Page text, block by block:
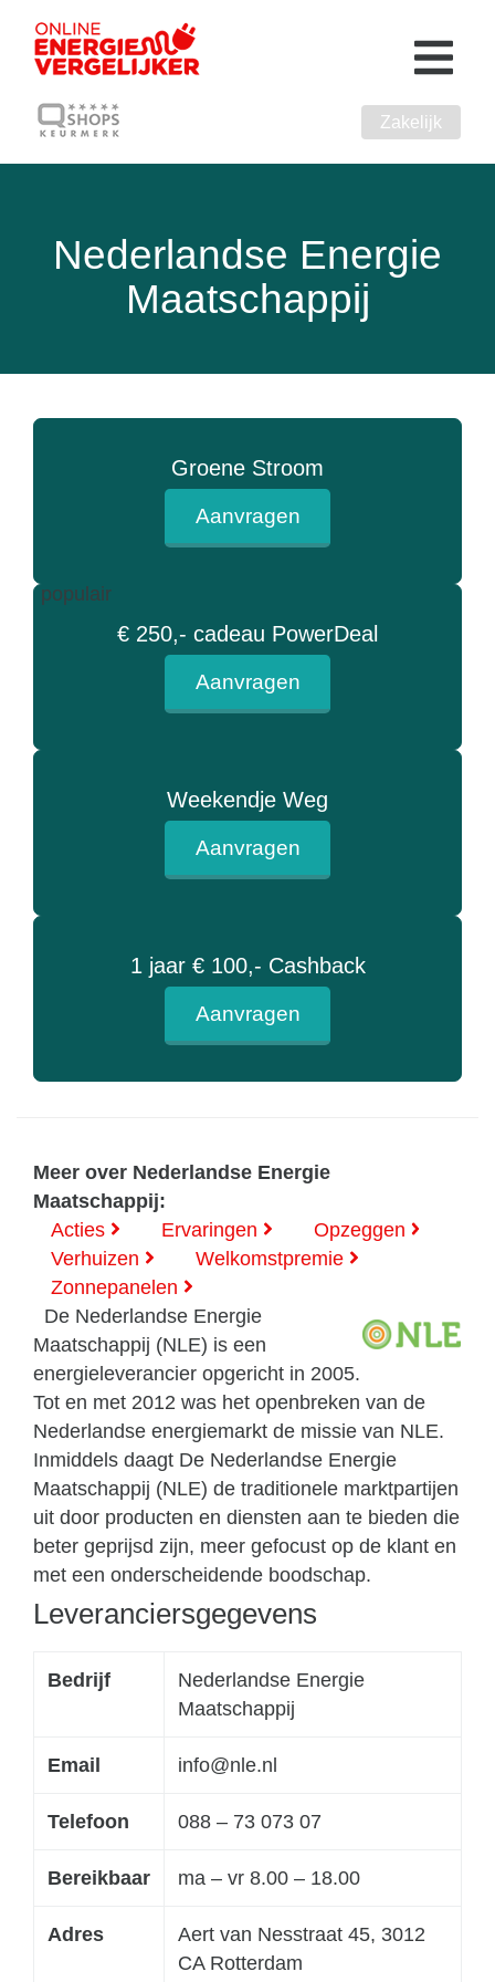
Zakelijk
Nederlandse Energie
Maatschappij
Groene Stroom
Aanvragen
populair
€ 250,- cadeau PowerDeal
Aanvragen
Weekendje Weg
Aanvragen
1 jaar € 100,- Cashback
Aanvragen
Meer over Nederlandse Energie
Maatschappij:
Acties
Ervaringen
Opzeggen
Verhuizen
Welkomstpremie
Zonnepanelen
De Nederlandse Energie
Maatschappij (NLE) is een
energieleverancier opgericht in 2005.
Tot en met 2012 was het openbreken van de
Nederlandse energiemarkt de missie van NLE.
Inmiddels daagt De Nederlandse Energie
Maatschappij (NLE) de traditionele marktpartijen
uit door producten en diensten aan te bieden die
beter geprijsd zijn, meer gefocust op de klant en
met een onderscheidende boodschap.
Leveranciersgegevens
Bedrijf
Nederlandse Energie
Maatschappij
Email info@nle.nl
Telefoon 088 – 73 073 07
Bereikbaar ma – vr 8.00 – 18.00
Adres
Aert van Nesstraat 45, 3012
CA Rotterdam